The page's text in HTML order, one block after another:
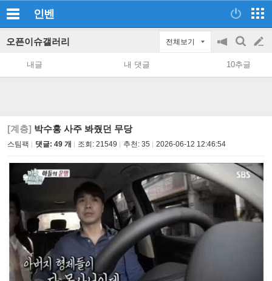
인벤
오픈이슈갤러리 전체보기
공
지
on/off
검
색
글
쓰
내글 내 댓글 10추글
[계층] 박수홍 사주 봐줬던 무당
스팀팩 댓글: 49 개 조회: 21549 추천: 35 2026-06-12 12:46:54